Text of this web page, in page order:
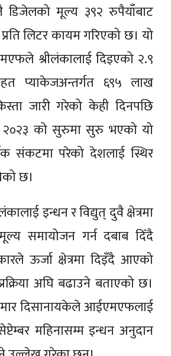
डिजेलको मूल्य ३९२ रुपैयाँबाट
लिटर कायम गरिएको छ। यो
श्रीलंकालाई दिइएको २.९
प्याकेजअन्तर्गत ६९५ लाख
जारी गरेको केही दिनपछि
को सुरुमा सुरु भएको यो
संकटमा परेको देशलाई स्थिर
छ।
इन्धन र विद्युत् दुवै क्षेत्रमा
समायोजन गर्न दबाब दिँदै
ऊर्जा क्षेत्रमा दिइँदै आएको
अघि बढाउने बताएको छ।
कुमार दिसानायकेले आईएमएफलाई
महिनासम्म इन्धन अनुदान